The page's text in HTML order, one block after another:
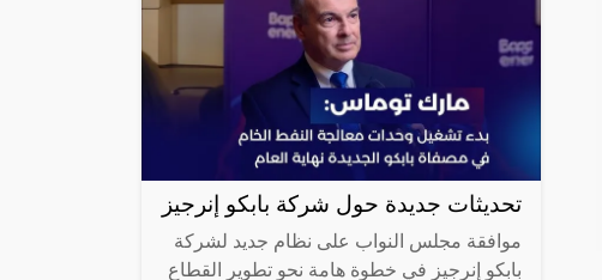
تحديثات جديدة حول شركة بابكو إنرجيز
موافقة مجلس النواب على نظام جديد لشركة
بابكو إنرجيز في خطوة هامة نحو تطوير القطاع